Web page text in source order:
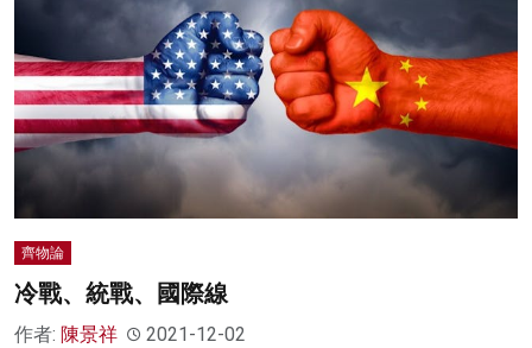
齊物論
冷戰、統戰、國際線
作者: 陳景祥 2021-12-02